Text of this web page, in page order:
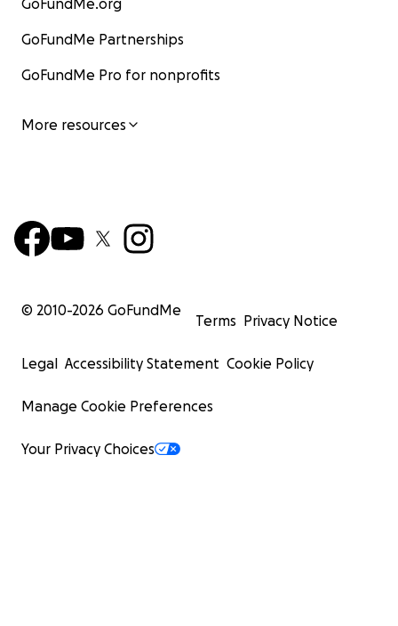
GoFundMe.org
GoFundMe Partnerships
GoFundMe Pro for nonprofits
More resources
© 2010-2026 GoFundMe
Terms Privacy Notice
Legal Accessibility Statement Cookie Policy
Manage Cookie Preferences
Your Privacy Choices